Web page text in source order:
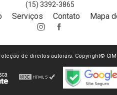
(15) 3392-3865
Serviços Contato Mapa
de direitos autorais. Copyright©